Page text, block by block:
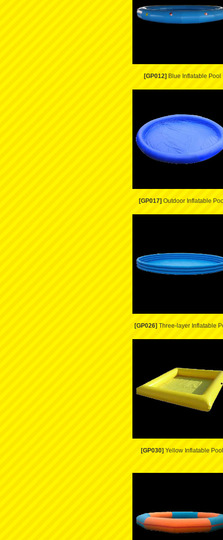
[GP012] Blue Inflatable Pool
[GP017] Outdoor Inflatable
[GP026] Three-layer Inflatable
[GP030] Yellow Inflatable Pool